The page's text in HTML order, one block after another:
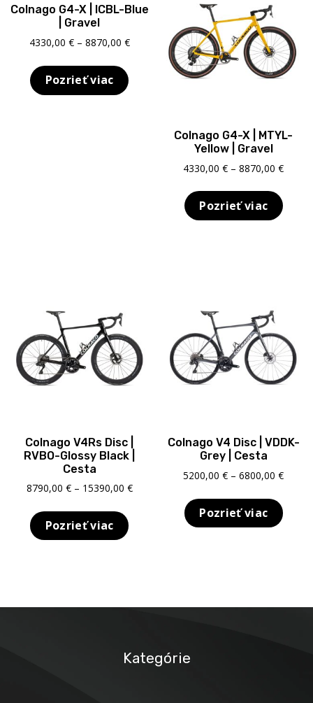
Colnago G4-X | ICBL-Blue
| Gravel
4330,00 € – 8870,00 €Price
4330,00 €
Pozrieť viac
Colnago G4-X | MTYL-
Yellow | Gravel
4330,00€ – 8870,00€Price
Pozrieť viac
Colnago V4Rs Disc |
RVBO-Glossy Black |
Cesta
8790,00 € – 15390,00 €Price
Pozrieť viac
Colnago V4 Disc | VDDK-
Grey | Cesta
5200,00€ – 6800,00€Price
Pozrieť viac
Kategórie